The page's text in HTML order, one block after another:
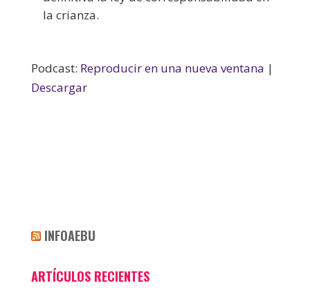
la crianza.
Podcast: Reproducir en una nueva ventana |
Descargar
INFOAEBU
ARTÍCULOS RECIENTES